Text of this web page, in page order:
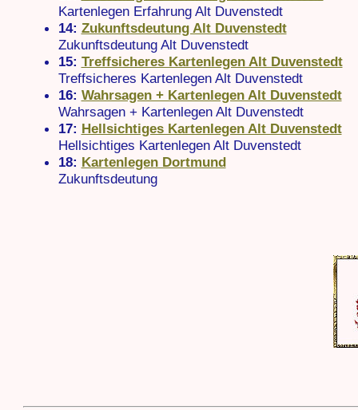
Kartenlegen Erfahrung Alt Duvenstedt
14: Zukunftsdeutung Alt Duvenstedt
Zukunftsdeutung Alt Duvenstedt
15: Treffsicheres Kartenlegen Alt Duvenstedt
Treffsicheres Kartenlegen Alt Duvenstedt
16: Wahrsagen + Kartenlegen Alt Duvenstedt
Wahrsagen + Kartenlegen Alt Duvenstedt
17: Hellsichtiges Kartenlegen Alt Duvenstedt
Hellsichtiges Kartenlegen Alt Duvenstedt
18: Kartenlegen Dortmund
Zukunftsdeutung